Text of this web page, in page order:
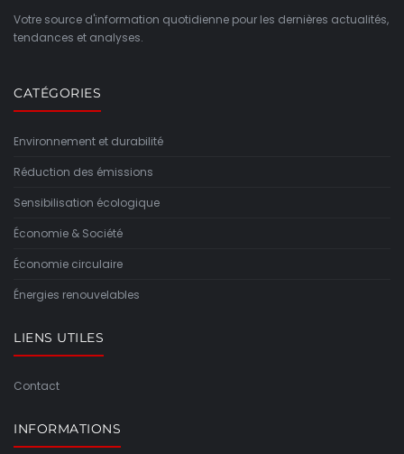
Votre source d'information quotidienne pour les dernières actualités,
tendances et analyses.
CATÉGORIES
Environnement et durabilité
Réduction des émissions
Sensibilisation écologique
Économie & Société
Économie circulaire
Énergies renouvelables
LIENS UTILES
Contact
INFORMATIONS